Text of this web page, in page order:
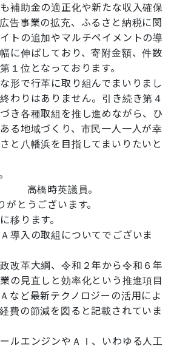
補助金の適正化や新たな収入確保
告事業の拡充、ふるさと納税に関
トの追加やマルチペイメントの導
に伸ばしており、寄附金額、件数
１位となっております。
形で行革に取り組んでまいりまし
わりはありません。引き続き第４
き各種取組を推し進めながら、ひ
る地域づくり、市民一人一人が幸
と八幡浜を目指してまいりたいと
高橋時英議員。
とうございます。
移ります。
導入の取組についてでございま
改革大綱、令和２年から令和６年
の見直しと効率化という推進項目
など最新テクノロジーの活用によ
費の節減を図ると記載されていま
ルエンジンやＡＩ、いわゆる人工